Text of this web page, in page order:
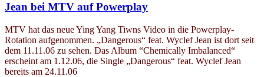
Jean bei MTV auf Powerplay
MTV hat das neue Ying Yang Tiwns Video in die Powerplay-
Rotation aufgenommen. „Dangerous“ feat. Wyclef Jean ist dort seit
dem 11.11.06 zu sehen. Das Album “Chemically Imbalanced“
erscheint am 1.12.06, die Single „Dangerous“ feat. Wyclef Jean
bereits am 24.11.06